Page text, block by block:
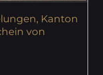
Kanton
von